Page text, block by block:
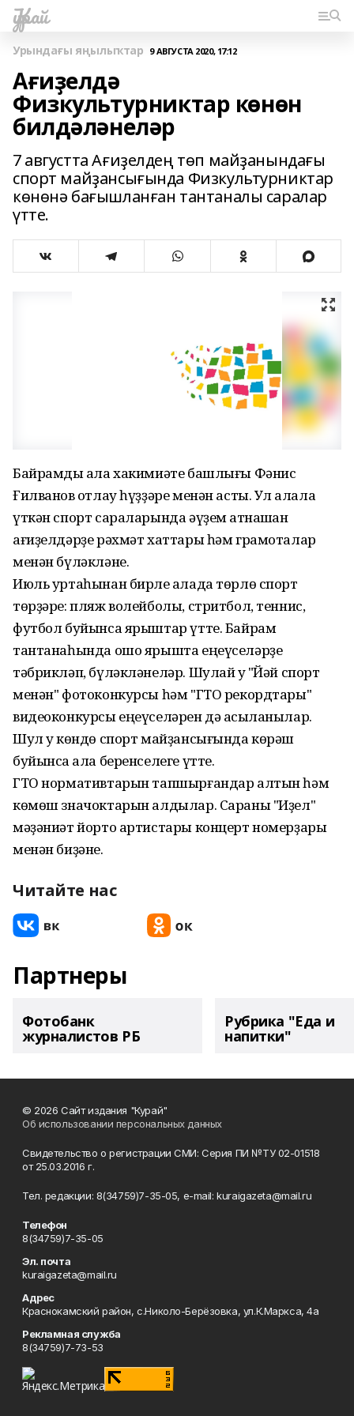
Ҡурай
Урындағы яңылыҡтар 9 АВГУСТА 2020, 17:12
Ағиҙелдә
Физкультурниктар көнөн
билдәләнеләр
7 августта Ағиҙелдең төп майҙанындағы
спорт майҙансығында Физкультурниктар
көнөнә бағышланған тантаналы саралар
үтте.
Байрамды ҡала хакимиәте башлығы Фәнис
Ғилванов ҡотлау һүҙҙәре менән асты. Ул ҡалала
үткән спорт сараларында әүҙем ҡатнашҡан
ағиҙелдәрҙе рәхмәт хаттары һәм грамоталар
менән бүләкләне.
Июль уртаһынан бирле ҡалада төрлө спорт
төрҙәре: пляж волейболы, стритбол, теннис,
футбол буйынса ярыштар үтте. Байрам
тантанаһында ошо ярышта еңеүселәрҙе
тәбрикләп, бүләкләнеләр. Шулай уҡ "Йәй спорт
менән" фотоконкурсы һәм "ГТО рекордтары"
видеоконкурсы еңеүселәрен дә асыҡланылар.
Шул уҡ көндө спорт майҙансығында көрәш
буйынса ҡала беренселеге үтте.
ГТО нормативтарын тапшырғандар алтын һәм
көмөш значоктарын алдылар. Сараны "Иҙел"
мәҙәниәт йорто артистары концерт номерҙары
менән биҙәне.
Читайте нас
Партнеры
Фотобанк
журналистов РБ
Рубрика "Еда и
напитки"
© 2026 Сайт издания "Курай"
Об использовании персональных данных
Свидетельство о регистрации СМИ: Серия ПИ №ТУ 02-01518
от 25.03.2016 г.
Тел. редакции: 8(34759)7-35-05, e-mail: kuraigazeta@mail.ru
Телефон
8(34759)7-35-05
Эл. почта
kuraigazeta@mail.ru
Адрес
Краснокамский район, с.Николо-Берёзовка, ул.К.Маркса, 4а
Рекламная служба
8(34759)7-73-53